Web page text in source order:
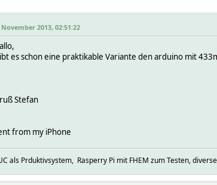
November 2013, 02:51:22
es schon eine praktikable Variante den arduino mit
Stefan
from my iPhone
als Prduktivsystem, Rasperry Pi mit FHEM zum Testen,